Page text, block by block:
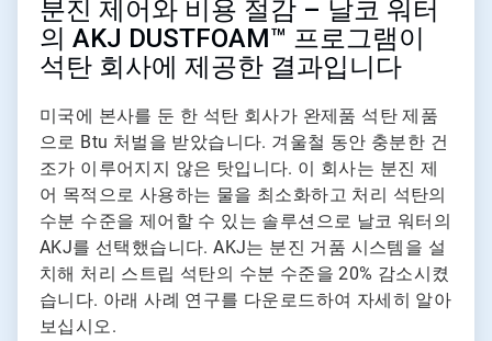
분진 제어와 비용 절감 – 날코 워터
의 AKJ DUSTFOAM™ 프로그램이
석탄 회사에 제공한 결과입니다
미국에 본사를 둔 한 석탄 회사가 완제품 석탄 제품
으로 Btu 처벌을 받았습니다. 겨울철 동안 충분한 건
조가 이루어지지 않은 탓입니다. 이 회사는 분진 제
어 목적으로 사용하는 물을 최소화하고 처리 석탄의
수분 수준을 제어할 수 있는 솔루션으로 날코 워터의
AKJ를 선택했습니다. AKJ는 분진 거품 시스템을 설
치해 처리 스트립 석탄의 수분 수준을 20% 감소시켰
습니다. 아래 사례 연구를 다운로드하여 자세히 알아
보십시오.